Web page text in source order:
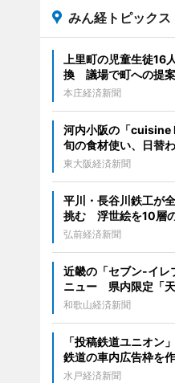
みん経トピックス
上里町の児童生徒16
換 議場で町への提
本庄経済新聞
河内小阪の「
旬の食材使い、日替
東大阪経済新聞
平川・長谷川鉄工が
挑む 浮世絵を10層
弘前経済新聞
近畿の「セブン-イレ
ニュー 県内限定「
和歌山経済新聞
「投稿鉄道ユニオン
鉄道の車内広告枠を
水戸経済新聞